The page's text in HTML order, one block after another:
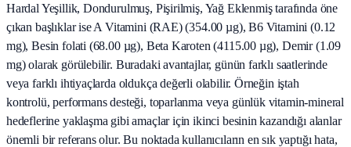
Hardal Yeşillik, Dondurulmuş, Pişirilmiş, Yağ Eklenmiş tarafında öne
çıkan başlıklar ise A Vitamini (RAE) (354.00 µg), B6 Vitamini (0.12
mg), Besin folati (68.00 µg), Beta Karoten (4115.00 µg), Demir (1.09
mg) olarak görülebilir. Buradaki avantajlar, günün farklı saatlerinde
veya farklı ihtiyaçlarda oldukça değerli olabilir. Örneğin iştah
kontrolü, performans desteği, toparlanma veya günlük vitamin-mineral
hedeflerine yaklaşma gibi amaçlar için ikinci besinin kazandığı alanlar
önemli bir referans olur. Bu noktada kullanıcıların en sık yaptığı hata,